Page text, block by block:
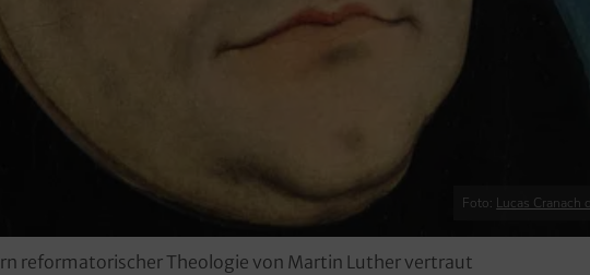
Foto: Lucas Cranach
reformatorischer Theologie von Martin Luther vertraut